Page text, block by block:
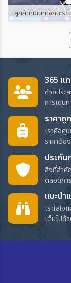
365 แท
ด้วยประ
การเดิน
ราคาถู
เราคือศู
ราคาต้อ
ประกัน
สิ่งที่สำคั
ตลอดกา
แนะนำ
เราใส่ใ
เต็มไปด้